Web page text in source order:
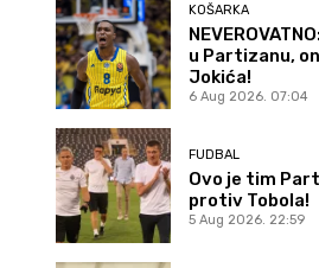
KOŠARKA
u Partizanu,
Jokića!
6 Aug 2026. 07:04
FUDBAL
Ovo je tim
protiv Tobola!
5 Aug 2026. 22:59